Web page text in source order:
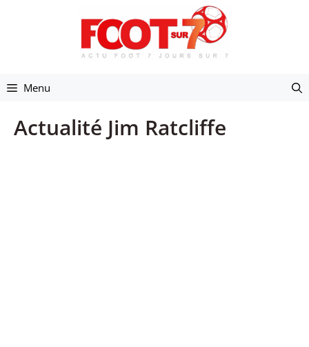
Menu
Actualité Jim Ratcliffe